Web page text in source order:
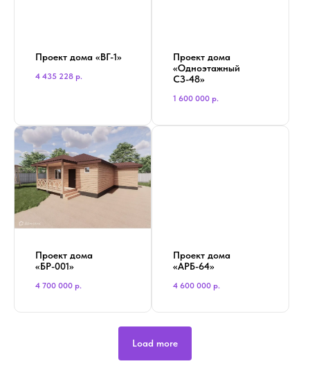
Проект дома «ВГ-1»
4 435 228 р.
Проект дома
«Одноэтажный
СЗ-48»
1 600 000 р.
Проект дома
«БР-001»
4 700 000 р.
Проект дома
«АРБ-64»
4 600 000 р.
Load more